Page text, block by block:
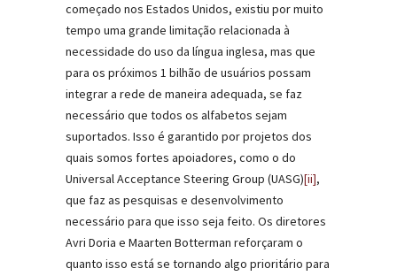
começado nos Estados Unidos, existiu por muito
tempo uma grande limitação relacionada à
necessidade do uso da língua inglesa, mas que
para os próximos 1 bilhão de usuários possam
integrar a rede de maneira adequada, se faz
necessário que todos os alfabetos sejam
suportados. Isso é garantido por projetos dos
quais somos fortes apoiadores, como o do
Universal Acceptance Steering Group (UASG)[ii],
que faz as pesquisas e desenvolvimento
necessário para que isso seja feito. Os diretores
Avri Doria e Maarten Botterman reforçaram o
quanto isso está se tornando algo prioritário para